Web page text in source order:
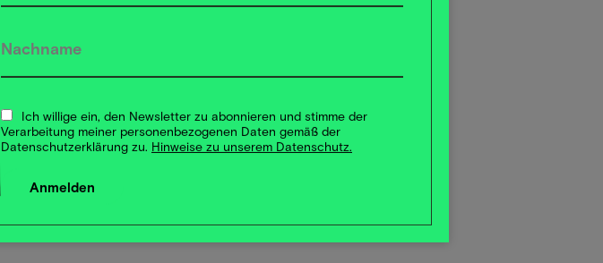
Ich willige ein, den Newsletter zu abonnieren und stimme der
Verarbeitung meiner personenbezogenen Daten gemäß der
Datenschutzerklärung zu. Hinweise zu unserem Datenschutz.